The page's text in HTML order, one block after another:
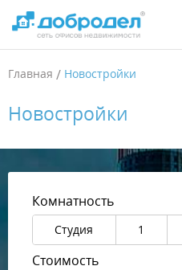
Главная / Новостройки
Новостройки
Комнатность
Студия 1
Стоимость